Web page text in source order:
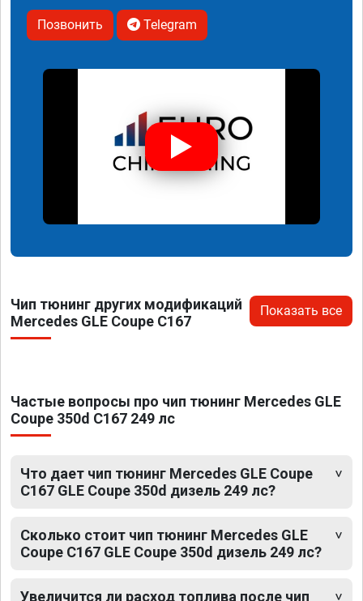
Позвонить Telegram
Чип тюнинг других модификаций
Mercedes GLE Coupe C167
Показать все
Частые вопросы про чип тюнинг Mercedes GLE
Coupe 350d C167 249 лс
Что дает чип тюнинг Mercedes GLE Coupe
C167 GLE Coupe 350d дизель 249 лс?
Сколько стоит чип тюнинг Mercedes GLE
Coupe C167 GLE Coupe 350d дизель 249 лс?
Увеличится ли расход топлива после чип